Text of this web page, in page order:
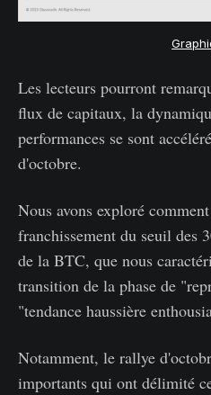
Les lecteurs pourront
flux de capitaux, la
performances se sont
d'octobre.
Nous avons exploré
franchissement du seuil des
de la BTC, que nous
transition de la phase de
"tendance haussière
Notamment, le rallye
importants qui ont délimité